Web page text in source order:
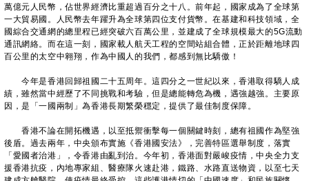
萬億元人民幣，佔世界經濟比重超過百分之十八。前年起，國家成為了全球第
一大貿易國。人民幣去年躍升為全球第四位支付貨幣。在基建和科技領域，全
國綜合交通網的總里程已經突破六百萬公里，並建成了全球規模最大的5G流動
通訊網絡。而在這一刻，國家載人航天工程的空間站組合體，正於距離地球四
百公里的太空中翱翔，作為中國人的我們，都感到無比驕傲！
今年是香港回歸祖國二十五周年。這四分之一世紀以來，香港取得驕人成
績，雖然當中經歷了不同挑戰和考驗，但是總能轉危為機，遇強越強。主要原
因，是「一國兩制」為香港長期繁榮穩定，提供了最佳制度保障。
香港不論在開拓機遇，以至抵禦衝擊每一個關鍵時刻，總有祖國作為堅強
後盾。過去兩年，中央頒布實施《香港國安法》，完善特區選舉制度，落實
「愛國者治港」，令香港由亂到治。今年初，香港面對嚴峻疫情，中央全力支
援香港抗疫，內地專家組、醫療隊火速赴港，鐵路、水路直送物資，以至七天